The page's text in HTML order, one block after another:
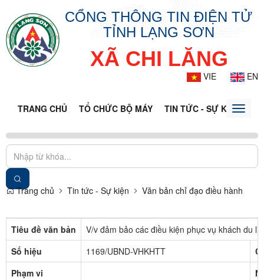
CỔNG THÔNG TIN ĐIỆN TỬ
TỈNH LẠNG SƠN
XÃ CHI LĂNG
VIE EN
TRANG CHỦ TỔ CHỨC BỘ MÁY TIN TỨC - SỰ KIỆNToggle
Trang chủ Tin tức - Sự kiện Văn bản chỉ đạo điều hành
Tiêu đề văn bản
V/v đảm bảo các điều kiện phục vụ khách du
Số hiệu
1169/UBND-VHKHTT
Phạm vi